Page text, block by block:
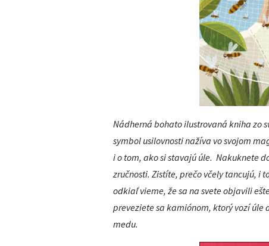
Nádherná bohato ilustrovaná kniha zo
symbol usilovnosti nažíva vo svojom
i o tom, ako si stavajú úle. Nakuknete
zručnosti. Zistíte, prečo včely tancujú, i
odkiaľ vieme, že sa na svete objavili
preveziete sa kamiónom, ktorý vozí úle
medu.